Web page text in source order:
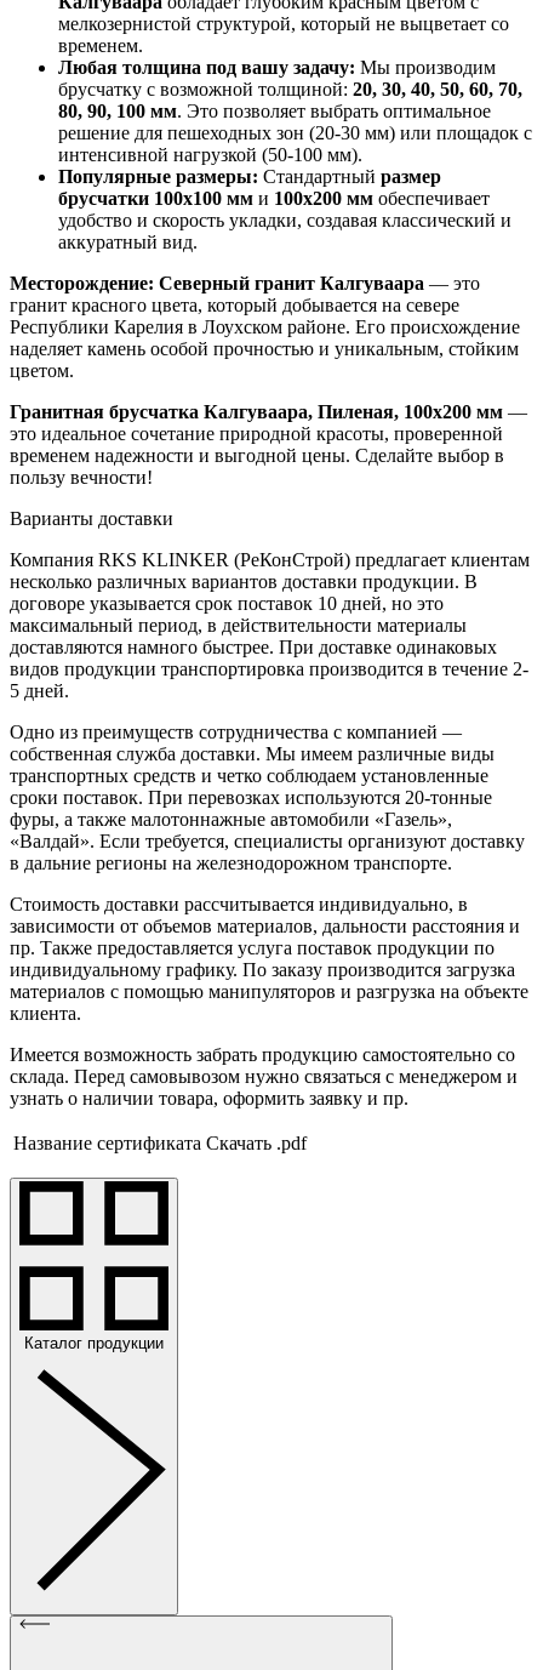
мелкозернистой структурой, который не выцветает со
временем.
Любая толщина под вашу задачу: Мы производим
брусчатку с возможной толщиной: 20, 30, 40, 50, 60, 70,
80, 90, 100 мм. Это позволяет выбрать оптимальное
решение для пешеходных зон (20-30 мм) или площадок с
интенсивной нагрузкой (50-100 мм).
Популярные размеры: Стандартный размер
брусчатки 100х100 мм и 100х200 мм обеспечивает
удобство и скорость укладки, создавая классический и
аккуратный вид.
Месторождение: Северный гранит Калгуваара — это
гранит красного цвета, который добывается на севере
Республики Карелия в Лоухском районе. Его происхождение
наделяет камень особой прочностью и уникальным, стойким
цветом.
Гранитная брусчатка Калгуваара, Пиленая, 100x200 мм —
это идеальное сочетание природной красоты, проверенной
временем надежности и выгодной цены. Сделайте выбор в
пользу вечности!
Варианты доставки
Компания RKS KLINKER (РеКонСтрой) предлагает клиентам
несколько различных вариантов доставки продукции. В
договоре указывается срок поставок 10 дней, но это
максимальный период, в действительности материалы
доставляются намного быстрее. При доставке одинаковых
видов продукции транспортировка производится в течение 2-
5 дней.
Одно из преимуществ сотрудничества с компанией —
собственная служба доставки. Мы имеем различные виды
транспортных средств и четко соблюдаем установленные
сроки поставок. При перевозках используются 20-тонные
фуры, а также малотоннажные автомобили «Газель»,
«Валдай». Если требуется, специалисты организуют доставку
в дальние регионы на железнодорожном транспорте.
Стоимость доставки рассчитывается индивидуально, в
зависимости от объемов материалов, дальности расстояния и
пр. Также предоставляется услуга поставок продукции по
индивидуальному графику. По заказу производится загрузка
материалов с помощью манипуляторов и разгрузка на объекте
клиента.
Имеется возможность забрать продукцию самостоятельно со
склада. Перед самовывозом нужно связаться с менеджером и
узнать о наличии товара, оформить заявку и пр.
Название сертификата Скачать .pdf
Каталог продукции